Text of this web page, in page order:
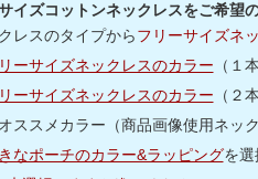
イズコットンネックレスをご希望
レスのタイプから フリーサイズネ
ーサイズネックレスのカラー （１
ーサイズネックレスのカラー （２
ススメカラー（商品画像使用ネッ
なポーチのカラー&ラッピングを選